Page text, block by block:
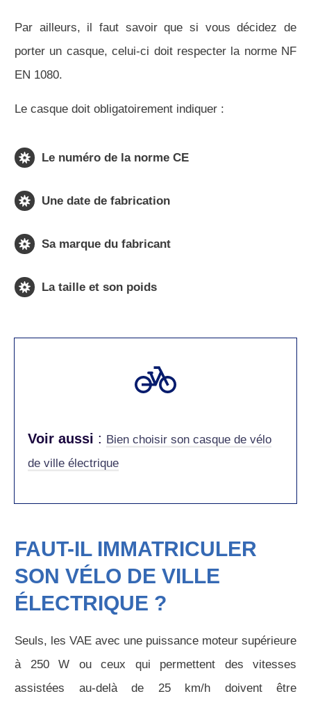
Par ailleurs, il faut savoir que si vous décidez de
porter un casque, celui-ci doit respecter la norme NF
EN 1080.
Le casque doit obligatoirement indiquer :
Le numéro de la norme CE
Une date de fabrication
Sa marque du fabricant
La taille et son poids
Voir aussi : Bien choisir son casque de vélo
de ville électrique
FAUT-IL IMMATRICULER
SON VÉLO DE VILLE
ÉLECTRIQUE ?
Seuls, les VAE avec une puissance moteur supérieure
à 250 W ou ceux qui permettent des vitesses
assistées au-delà de 25 km/h doivent être